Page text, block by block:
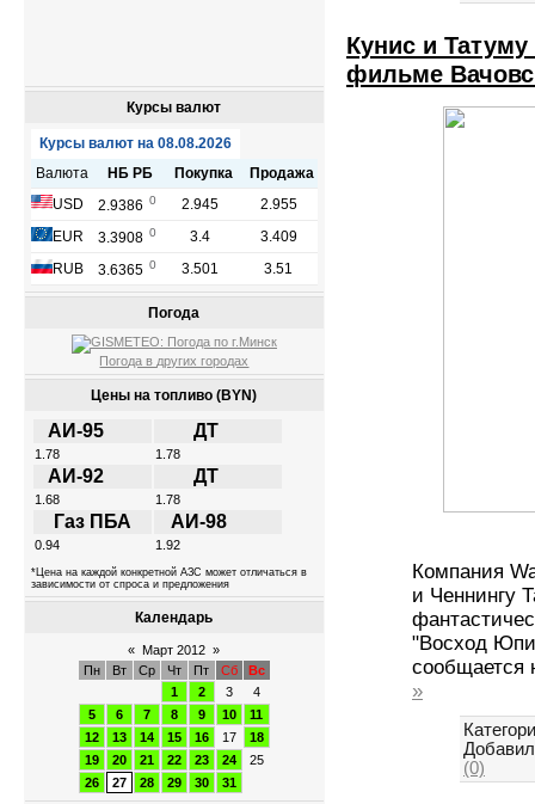
Курсы валют
Погода
Погода в других городах
Цены на топливо (BYN)
АИ-95 ДТ
1.78 1.78
АИ-92 ДТ
1.68 1.78
Газ ПБА АИ-98
0.94 1.92
*Цена на каждой конкретной АЗС может отличаться в
зависимости от спроса и предложения
Календарь
« Март 2012 »
Пн
Вт Ср Чт Пт Сб
Вс
1
2 3
4
5
6 7 8 9 10
11
12
13 14 15 16 17
18
19
20 21 22 23 24
25
26
27 28 29 30 31
Кунис и
фильме
Компания
и Ченнингу
"Восход
сообщается
»
(0)